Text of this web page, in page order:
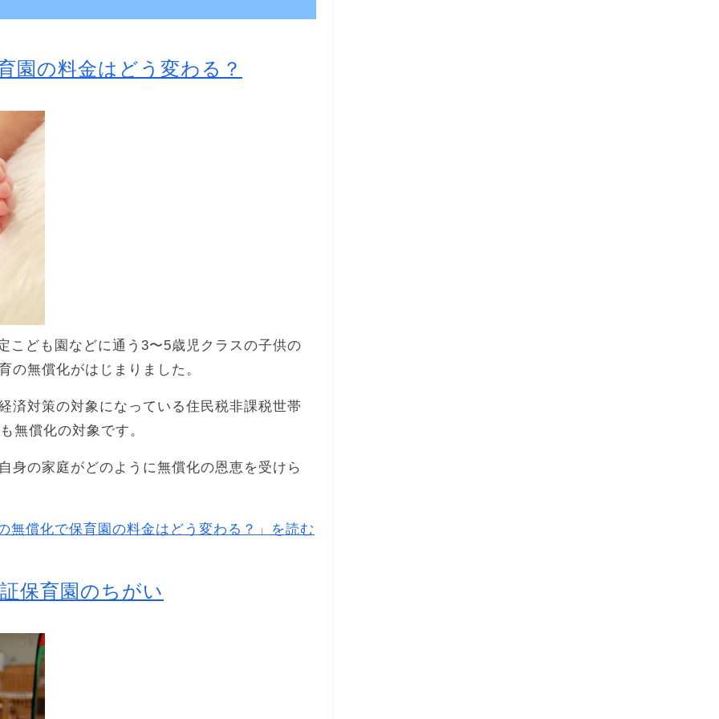
園の料金はどう変わる？
こども園などに通う3〜5歳児クラスの子供の
の無償化がはじまりました。
済対策の対象になっている住民税非課税世帯
無償化の対象です。
身の家庭がどのように無償化の恩恵を受けら
無償化で保育園の料金はどう変わる？」を読む
保育園のちがい